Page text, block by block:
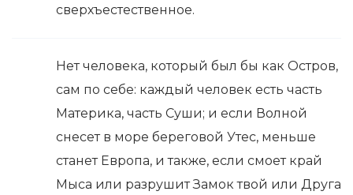
сверхъестественное.
Нет человека, который был бы как Остров,
сам по себе: каждый человек есть часть
Материка, часть Суши; и если Волной
снесет в море береговой Утес, меньше
станет Европа, и также, если смоет край
Мыса или разрушит Замок твой или Друга